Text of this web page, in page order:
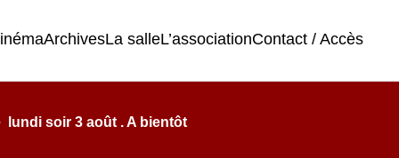
ArchivesLa salleL’associationContact / Accès
lundi soir 3 août . A bientôt